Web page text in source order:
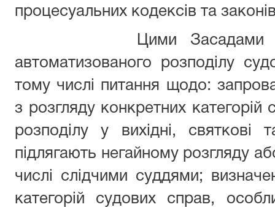
процесуальних кодексів та
Цими Засадами
автоматизованого розподілу
тому числі питання щодо:
з розгляду конкретних категорій
розподілу у вихідні, святкові
підлягають негайному розгляду
числі слідчими суддями;
категорій судових справ,